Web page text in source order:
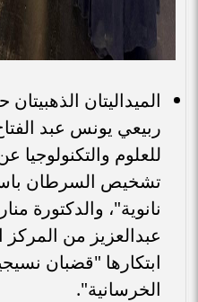
الميداليتان
ربيعي يونس عبد
للعلوم والتكنولوجيا
تشخيص السرطان
نانوية"، والدكتورة
عبدالعزيز من
ابتكارها "قضبان
الخرسانية".